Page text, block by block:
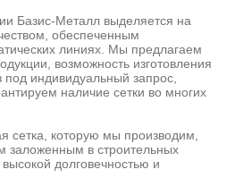
Базис-Металл выделяется на
обеспеченным
линиях. Мы предлагаем
возможность изготовления
индивидуальный запрос,
наличие сетки во многих
сетка, которую мы производим,
заложенным в строительных
долговечностью и